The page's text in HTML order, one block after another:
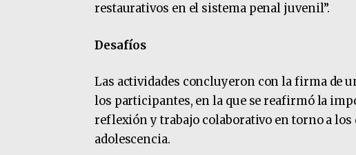
restaurativos en el sistema penal juvenil”.
Desafíos
Las actividades concluyeron con la firma de
los participantes, en la que se reafirmó la
reflexión y trabajo colaborativo en torno a
adolescencia.